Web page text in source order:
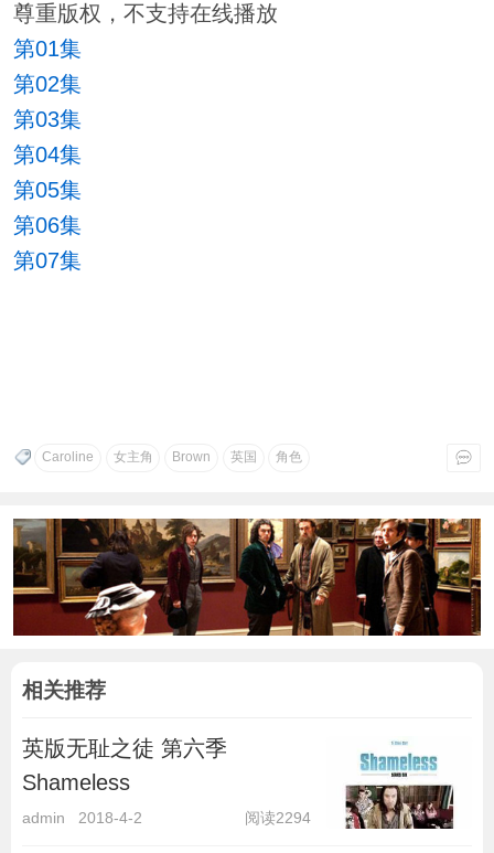
尊重版权，不支持在线播放
第01集
第02集
第03集
第04集
第05集
第06集
第07集
Caroline 女主角 Brown 英国 角色
相关推荐
英版无耻之徒 第六季
Shameless
admin 2018-4-2 阅读2294